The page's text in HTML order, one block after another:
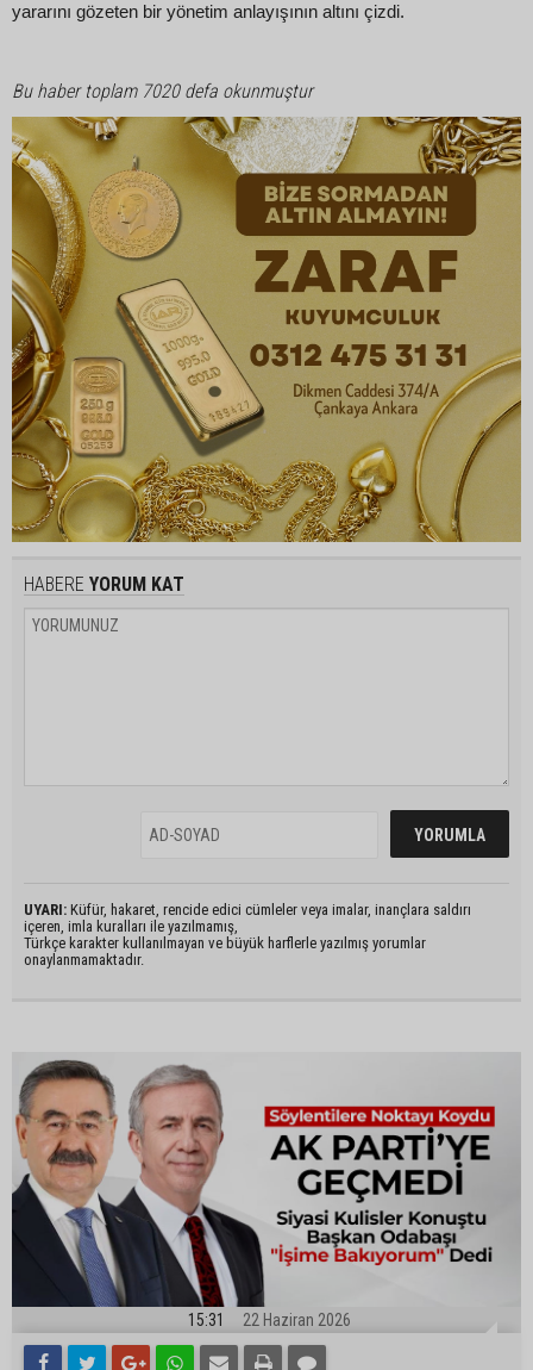
yararını gözeten bir yönetim anlayışının altını çizdi.
Bu haber toplam 7020 defa okunmuştur
HABERE YORUM KAT
UYARI: Küfür, hakaret, rencide edici cümleler veya imalar, inançlara saldırı
içeren, imla kuralları ile yazılmamış,
Türkçe karakter kullanılmayan ve büyük harflerle yazılmış yorumlar
onaylanmamaktadır.
15:31 22 Haziran 2026